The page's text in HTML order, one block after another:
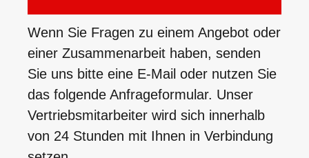
Wenn Sie Fragen zu einem Angebot oder
einer Zusammenarbeit haben, senden
Sie uns bitte eine E-Mail oder nutzen Sie
das folgende Anfrageformular. Unser
Vertriebsmitarbeiter wird sich innerhalb
von 24 Stunden mit Ihnen in Verbindung